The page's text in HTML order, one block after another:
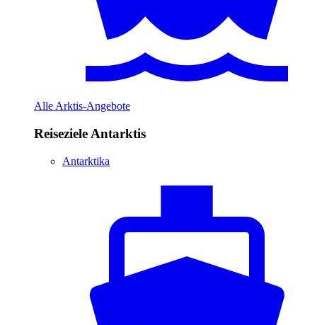
Alle Arktis-Angebote
Reiseziele Antarktis
Antarktika